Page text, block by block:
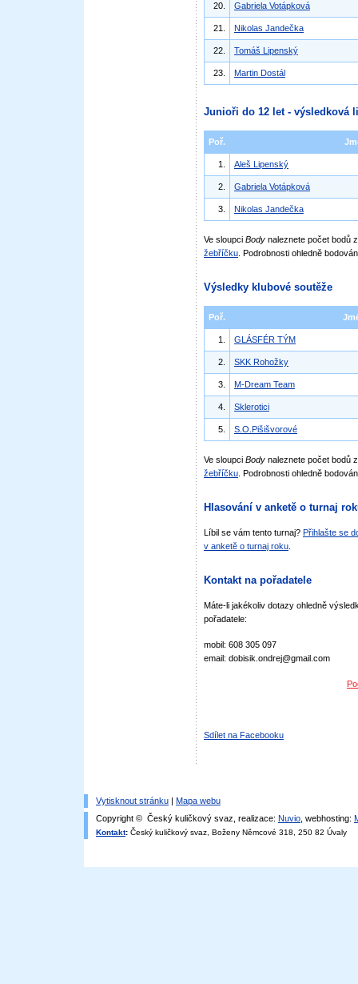
20. Gabriela Votápková
21. Nikolas Jandečka
22. Tomáš Lipenský
23. Martin Dostál
Junioři do 12 let - výsledková
Poř.
1. Aleš Lipenský
2. Gabriela Votápková
3. Nikolas Jandečka
Ve sloupci Body naleznete počet bodů
žebříčku . Podrobnosti ohledně
Výsledky klubové soutěže
Poř.
1. GLÁSFÉR TÝM
2. SKK Rohožky
3. M-Dream Team
4. Sklerotici
5. S.O.Pišišvorové
Ve sloupci Body naleznete počet bodů
žebříčku . Podrobnosti ohledně
Hlasování v anketě o turnaj
Líbil se vám tento turnaj? Přihlašte se
v anketě o turnaj roku
Kontakt na pořadatele
Máte-li jakékoliv dotazy ohledně
pořadatele:
mobil: 608 305 097
email: dobisik.ondrej@gmail.com
Sdílet na Facebooku
Vytisknout stránku | Mapa webu
Copyright © Český kuličkový svaz, realizace: Nuvio , webhosting:
Kontakt: Český kuličkový svaz, Boženy Němcové 318, 250 82 Úvaly